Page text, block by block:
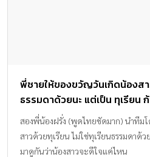
พี่ชายให้ของขวัญวันเกิดน้องสา
ธรรมดาด้วยนะ แต่เป็น ทุเรียน
สองพี่น้องฝรั่ง (พูดไทยชัดมาก) นำทีม
สาวด้วยทุเรียน ไม่ใช่ทุเรียนธรรมดาด้ว
มาดูกันว่าน้องสาวจะดีใจแค่ไหน